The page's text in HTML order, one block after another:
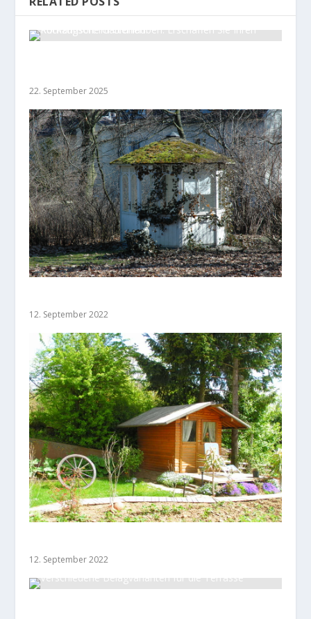
22. September 2025
12. September 2022
12. September 2022